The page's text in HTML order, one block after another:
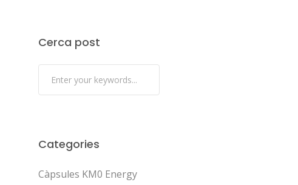
Cerca post
Categories
Càpsules KM0 Energy